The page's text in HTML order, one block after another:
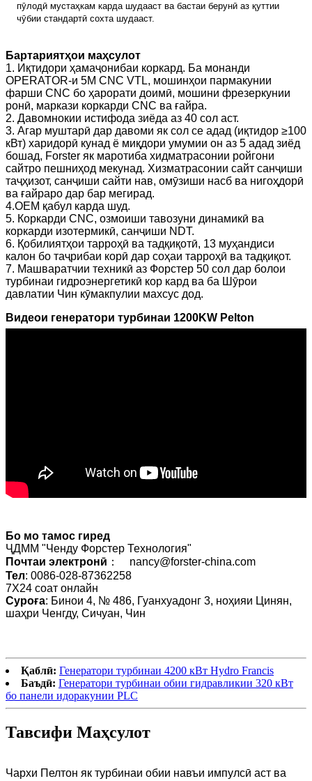
пӯлодӣ мустаҳкам карда шудааст ва бастаи берунӣ аз қуттии
чӯбии стандартӣ сохта шудааст.
Бартариятҳои маҳсулот
1. Иқтидори ҳамаҷонибаи коркард. Ба монанди
OPERATOR-и 5M CNC VTL, мошинҳои пармакунии
фарши CNC бо ҳарорати доимӣ, мошини фрезеркунии
ронӣ, маркази коркарди CNC ва ғайра.
2. Давомнокии истифода зиёда аз 40 сол аст.
3. Агар муштарӣ дар давоми як сол се адад (иқтидор ≥100
кВт) харидорӣ кунад ё миқдори умумии он аз 5 адад зиёд
бошад, Forster як маротиба хидматрасонии ройгони
сайтро пешниҳод мекунад. Хизматрасонии сайт санҷиши
таҷҳизот, санҷиши сайти нав, омӯзиши насб ва нигоҳдорӣ
ва ғайраро дар бар мегирад.
4.OEM қабул карда шуд.
5. Коркарди CNC, озмоиши тавозуни динамикӣ ва
коркарди изотермикӣ, санҷиши NDT.
6. Қобилиятҳои тарроҳӣ ва тадқиқотӣ, 13 муҳандиси
калон бо таҷрибаи корӣ дар соҳаи тарроҳӣ ва тадқиқот.
7. Машваратчии техникӣ аз Форстер 50 сол дар болои
турбинаи гидроэнергетикӣ кор кард ва ба Шӯрои
давлатии Чин кӯмакпулии махсус дод.
Видеои генератори турбинаи 1200KW Pelton
Бо мо тамос гиред
ҶДММ "Ченду Форстер Технология"
Почтаи электронӣ ： nancy@forster-china.com
Тел: 0086-028-87362258
7X24 соат онлайн
Суроға: Бинои 4, № 486, Гуанхуадонг 3, ноҳияи Цинян,
шаҳри Ченгду, Сичуан, Чин
Қаблӣ: Генератори турбинаи 4200 кВт Hydro Francis
Баъдӣ: Генератори турбинаи обии гидравликии 320 кВт
бо панели идоракунии PLC
Тавсифи Маҳсулот
Чархи Пелтон як турбинаи обии навъи импулсӣ аст ва